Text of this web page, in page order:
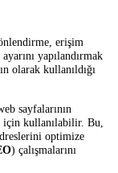
yapılandırmak
veya tamamı
Örneğin,
için kullanılabilir.
URL
gibi birçok